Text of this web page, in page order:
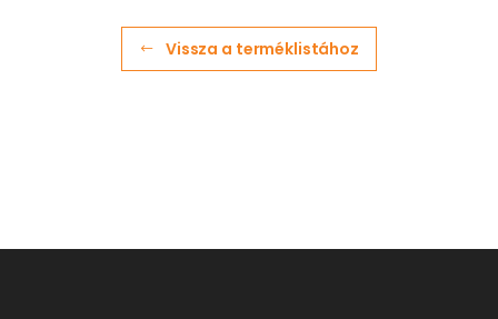
Vissza a terméklistához